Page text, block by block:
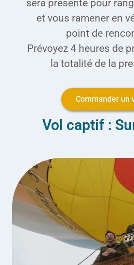
sera présente pour
et vous ramener en
point de
Prévoyez 4 heures de
la totalité de la
Commander un
Vol captif :